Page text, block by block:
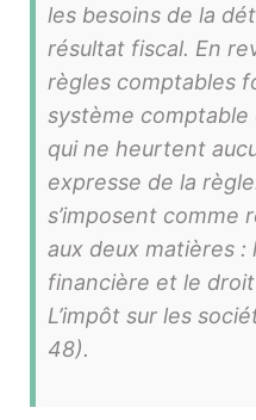
les besoins de la
résultat fiscal. En
règles comptables
système
qui ne heurtent
expresse de la
s’imposent comme
aux deux matières :
financière et le droit
L’impôt sur les
48).